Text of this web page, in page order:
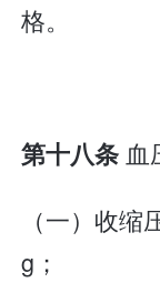
格。
第十八条 血
（一）收
g；